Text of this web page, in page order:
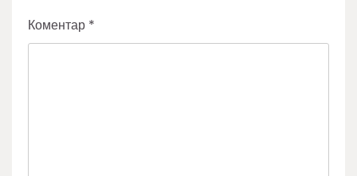
Коментар *